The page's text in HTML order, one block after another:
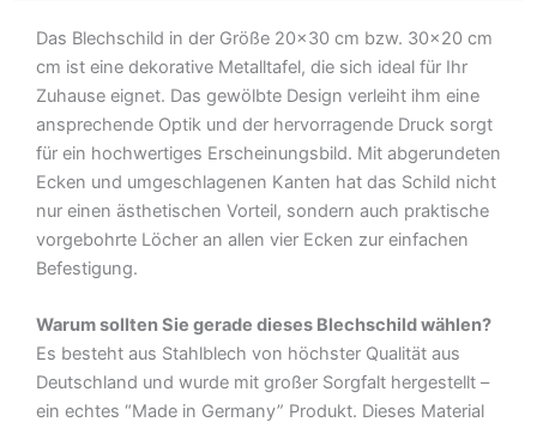
Schild
Menge
Das Blechschild in der Größe 20×30 cm bzw. 30×20 cm
cm ist eine dekorative Metalltafel, die sich ideal für Ihr
Zuhause eignet. Das gewölbte Design verleiht ihm eine
ansprechende Optik und der hervorragende Druck sorgt
für ein hochwertiges Erscheinungsbild. Mit abgerundeten
Ecken und umgeschlagenen Kanten hat das Schild nicht
nur einen ästhetischen Vorteil, sondern auch praktische
vorgebohrte Löcher an allen vier Ecken zur einfachen
Befestigung.
Warum sollten Sie gerade dieses Blechschild wählen?
Es besteht aus Stahlblech von höchster Qualität aus
Deutschland und wurde mit großer Sorgfalt hergestellt –
ein echtes “Made in Germany” Produkt. Dieses Material